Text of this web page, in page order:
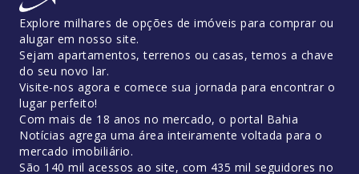
Explore milhares de opções de imóveis para comprar ou
alugar em nosso site.
Sejam apartamentos, terrenos ou casas, temos a chave
do seu novo lar.
Visite-nos agora e comece sua jornada para encontrar o
lugar perfeito!
Com mais de 18 anos no mercado, o portal Bahia
Notícias agrega uma área inteiramente voltada para o
mercado imobiliário.
São 140 mil acessos ao site, com 435 mil seguidores no